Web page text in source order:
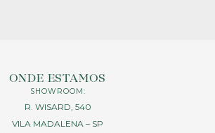
ONDE ESTAMOS
SHOWROOM:
R. WISARD, 540
VILA MADALENA – SP